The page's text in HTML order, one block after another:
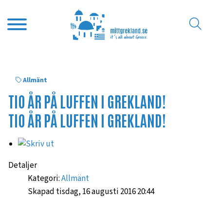
Allmänt
TIO ÅR PÅ LUFFEN I GREKLAND!
TIO ÅR PÅ LUFFEN I GREKLAND!
Detaljer
Kategori:Allmänt
Skapad tisdag, 16 augusti 2016 20:44